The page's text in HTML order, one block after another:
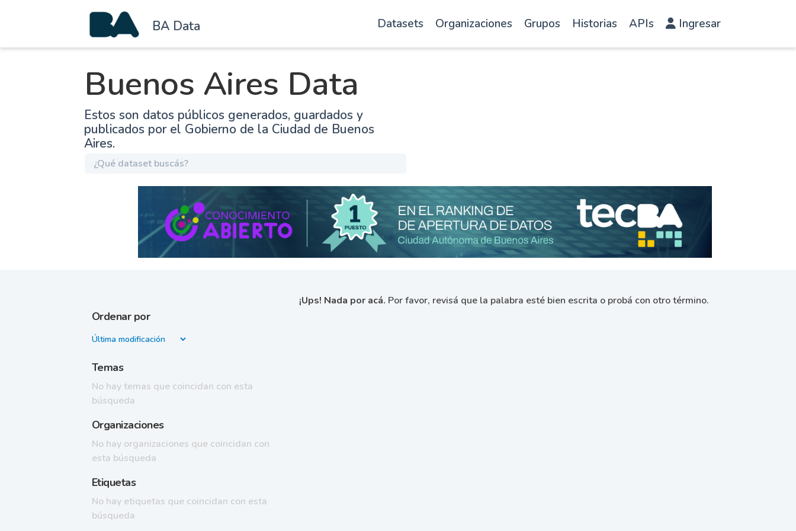
BA Data Datasets Organizaciones Grupos Historias APIs Ingresar
Buenos Aires Data
Estos son datos públicos generados, guardados y
publicados por el Gobierno de la Ciudad de Buenos
Aires.
Ordenar por
Temas
No hay temas que coincidan con esta
búsqueda
Organizaciones
No hay organizaciones que coincidan con
esta búsqueda
Etiquetas
No hay etiquetas que coincidan con esta
búsqueda
¡Ups! Nada por acá. Por favor, revisá que la palabra esté bien escrita o probá con otro término.